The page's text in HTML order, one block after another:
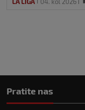
Pratite nas